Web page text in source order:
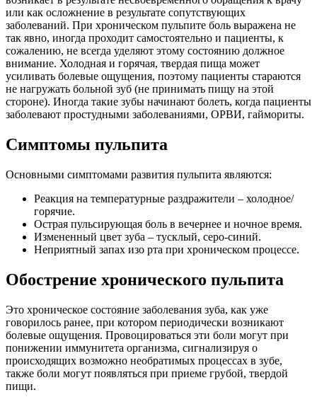
или как осложнение в результате сопутствующих
заболеваний. При хроническом пульпите боль выражена не
так явно, иногда проходит самостоятельно и пациенты, к
сожалению, не всегда уделяют этому состоянию должное
внимание. Холодная и горячая, твердая пища может
усиливать болевые ощущения, поэтому пациенты стараются
не нагружать больной зуб (не принимать пищу на этой
стороне). Иногда такие зубы начинают болеть, когда пациенты
заболевают простудными заболеваниями, ОРВИ, гаймориты.
Симптомы пульпита
Основными симптомами развития пульпита являются:
Реакция на температурные раздражители – холодное/
горячие.
Острая пульсирующая боль в вечернее и ночное время.
Измененный цвет зуба – тусклый, серо-синий.
Неприятный запах изо рта при хроническом процессе.
Обострение хронического пульпита
Это хроническое состояние заболевания зуба, как уже
говорилось ранее, при котором периодически возникают
болевые ощущения. Провоцироваться эти боли могут при
понижении иммунитета организма, сигнализируя о
происходящих возможно необратимых процессах в зубе,
также боли могут появляться при приеме грубой, твердой
пищи.